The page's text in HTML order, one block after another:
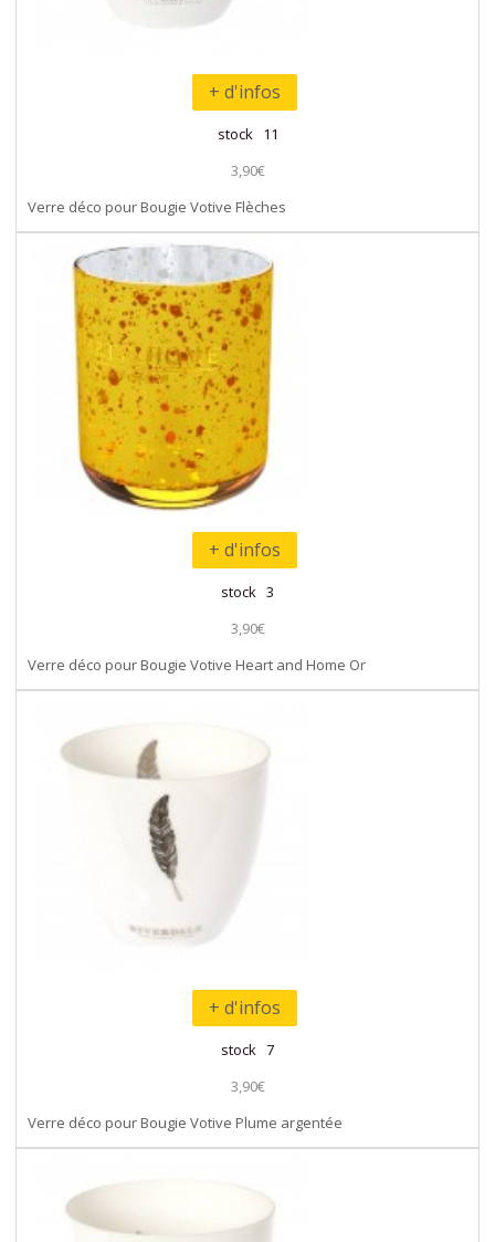
+ d'infos
stock 11
3,90€
Verre déco pour Bougie Votive Flèches
+ d'infos
stock 3
3,90€
Verre déco pour Bougie Votive Heart and Home Or
+ d'infos
stock 7
3,90€
Verre déco pour Bougie Votive Plume argentée